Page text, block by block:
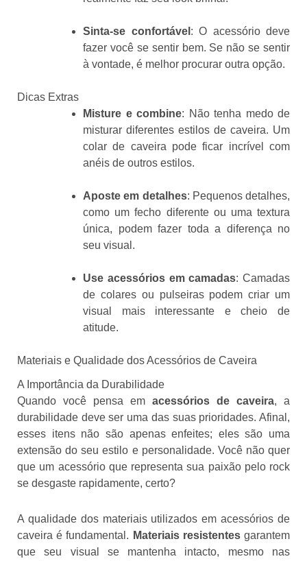
Sinta-se confortável : O acessório deve
fazer você se sentir bem. Se não se sentir
à vontade, é melhor procurar outra opção.
Dicas Extras
Misture e combine: Não tenha medo de
misturar diferentes estilos de caveira. Um
colar de caveira pode ficar incrível com
anéis de outros estilos.
Aposte em detalhes: Pequenos detalhes,
como um fecho diferente ou uma textura
única, podem fazer toda a diferença no
seu visual.
Use acessórios em camadas: Camadas
de colares ou pulseiras podem criar um
visual mais interessante e cheio de
atitude.
Materiais e Qualidade dos Acessórios de Caveira
A Importância da Durabilidade
Quando você pensa em acessórios de caveira, a
durabilidade deve ser uma das suas prioridades. Afinal,
esses itens não são apenas enfeites; eles são uma
extensão do seu estilo e personalidade. Você não quer
que um acessório que representa sua paixão pelo rock
se desgaste rapidamente, certo?
A qualidade dos materiais utilizados em acessórios de
caveira é fundamental. Materiais resistentesgarantem
que seu visual se mantenha intacto, mesmo nas